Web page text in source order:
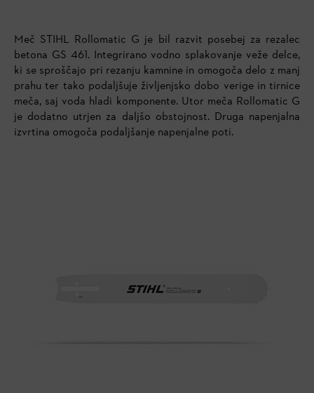
Meč STIHL Rollomatic G je bil razvit posebej za rezalec
betona GS 461. Integrirano vodno splakovanje veže delce,
ki se sproščajo pri rezanju kamnine in omogoča delo z manj
prahu ter tako podaljšuje življenjsko dobo verige in tirnice
meča, saj voda hladi komponente. Utor meča Rollomatic G
je dodatno utrjen za daljšo obstojnost. Druga napenjalna
izvrtina omogoča podaljšanje napenjalne poti.